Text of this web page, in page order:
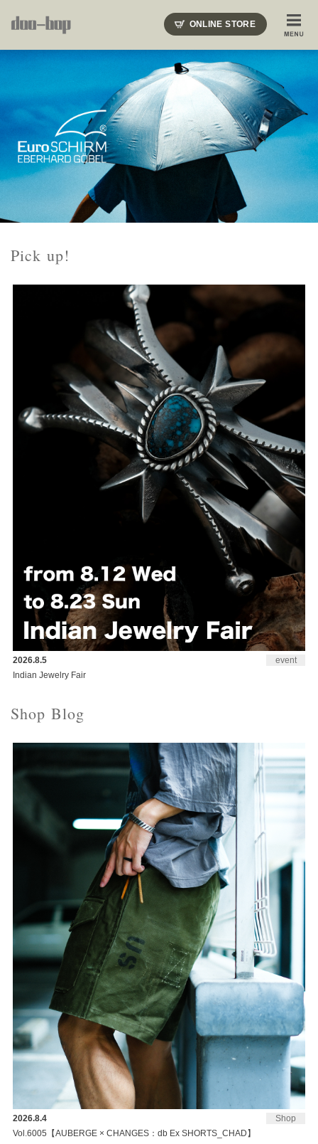
NAKAJIMA'S BLOG
TSUKAMOTO'S BLOG
COLUMN SNAP ACCESS CONTACT
ONLINE STORE
Pick up!
event
2026.8.5
Indian Jewelry Fair
Shop Blog
Shop
2026.8.4
Vol.6005【AUBERGE × CHANGES：db Ex SHORTS_CHAD】